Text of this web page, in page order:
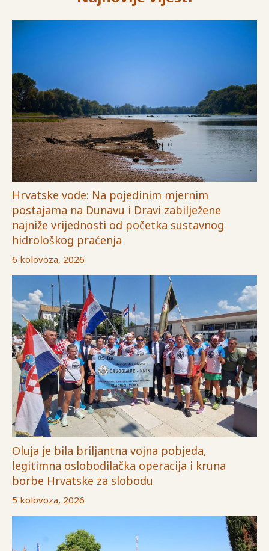
Hrvatske vode: Na pojedinim mjernim
postajama na Dunavu i Dravi zabilježene
najniže vrijednosti od početka sustavnog
hidrološkog praćenja
6 kolovoza, 2026
Oluja je bila briljantna vojna pobjeda,
legitimna oslobodilačka operacija i kruna
borbe Hrvatske za slobodu
5 kolovoza, 2026